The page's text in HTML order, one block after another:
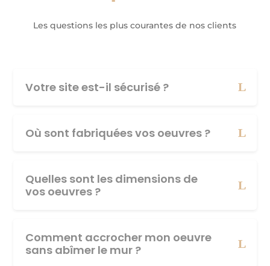
Les questions les plus courantes de nos clients
Votre site est-il sécurisé ?
Où sont fabriquées vos oeuvres ?
Quelles sont les dimensions de
vos oeuvres ?
Comment accrocher mon oeuvre
sans abîmer le mur ?